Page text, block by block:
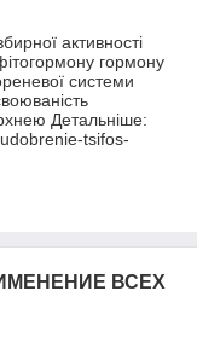
активності
гормону
системи
Детальніше:
tsifos-
ВСЕХ